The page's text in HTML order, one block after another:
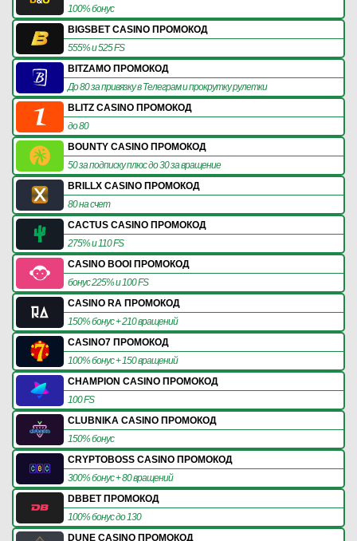
100% бонус
BIGSBET CASINO ПРОМОКОД
555% и 525 FS
BITZAMO ПРОМОКОД
До 80 за привязку в Телеграм и прокрутку рулетки
BLITZ CASINO ПРОМОКОД
до 80
BOUNTY CASINO ПРОМОКОД
50 за подписку плюс до 30 за вращение
BRILLX CASINO ПРОМОКОД
80 на счет
CACTUS CASINO ПРОМОКОД
275% и 110 FS
CASINO BOOI ПРОМОКОД
бонус 225% и 100 FS
CASINO RA ПРОМОКОД
150% бонус + 210 вращений
CASINO7 ПРОМОКОД
100% бонус + 150 вращений
CHAMPION CASINO ПРОМОКОД
100 FS
CLUBNIKA CASINO ПРОМОКОД
150% бонус
CRYPTOBOSS CASINO ПРОМОКОД
300% бонус + 80 вращений
DBBET ПРОМОКОД
100% бонус до 130
DUNE CASINO ПРОМОКОД